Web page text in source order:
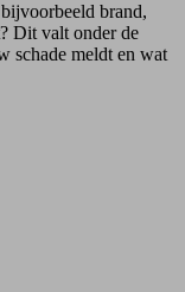
brand,
Dit valt onder de
schade meldt en wat